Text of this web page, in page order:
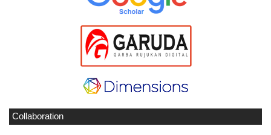
Collaboration